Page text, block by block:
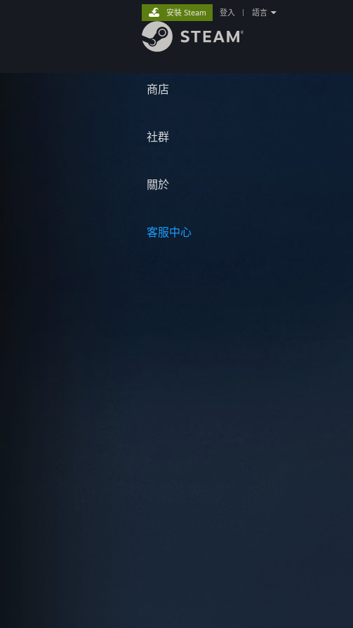
商店
社群
關於
客服中心
安裝 Steam 登入 語言